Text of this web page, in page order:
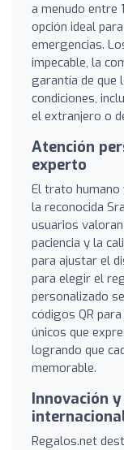
a menudo entre
opción ideal
emergencias.
impecable, la
garantía de que
condiciones,
el extranjero o
Atención
experto
El trato humano
la reconocida
usuarios
paciencia y la
para ajustar el
para elegir el
personalizado
códigos QR
únicos que
logrando que
memorable.
Innovación
Regalos.net